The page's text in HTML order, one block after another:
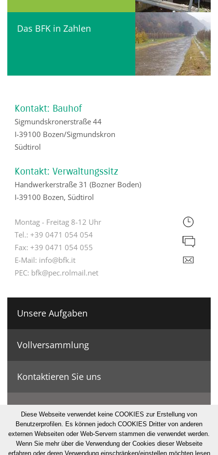
Das BFK in Zahlen
Kontakt: Bauhof
Sigmundskronerstraße 44
I-39100 Bozen/Sigmundskron
Südtirol
Kontakt: Verwaltungssitz
Handwerkerstraße 31 (Bozner Boden)
I-39100 Bozen, Südtirol
Montag - Freitag 8-12 Uhr
Tel.: +39 0471 054 054
Fax: +39 0471 054 055
E-Mail: info@bfk.it
PEC: bfk@pec.rolmail.net
Unsere Aufgaben
Vollversammlung
Kontaktieren Sie uns
Geschichte & Zahlen
© Bonifizierungskonsortium
Diese Webseite verwendet keine COOKIES zur Erstellung von
Benutzerprofilen. Es können jedoch COOKIES Dritter von anderen
externen Webseiten oder Web-Servern stammen die verwendet werden.
Wenn Sie mehr über die Verwendung der Cookies dieser Webseite
erfahren oder deren Verwendung einschränken/einstellen möchten lesen